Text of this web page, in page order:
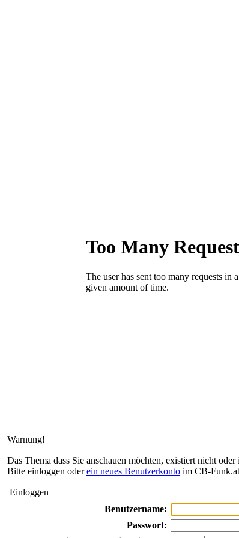
Warnung!
Das Thema dass Sie anschauen möchten, existiert nicht
Bitte einloggen oderein neues Benutzerkonto im CB-
Einloggen
Benutzername:
Passwort: